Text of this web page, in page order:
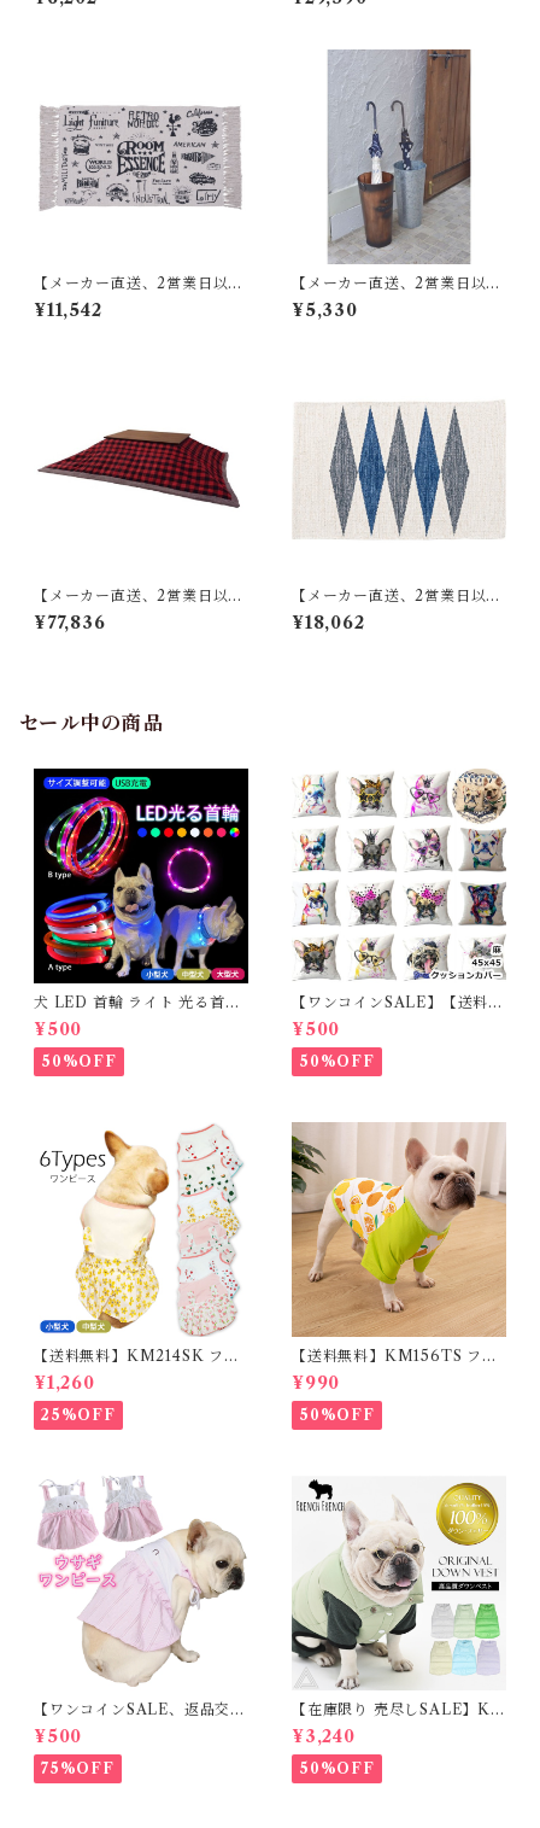
0 グリーン TTR-141
傘立て W13.5×D15×H60 ブラ
【メーカー直送、2営業日以内
に発送】【6個セット】 東谷
マット W75×D45 RE TTR-13
¥11,542
【メーカー直送、2営業日以内
に発送】東谷 傘立て φ21×H41
ブロンズ/グリーン/アイボリ
¥5,330
【メーカー直送、2営業日以内
に発送】【4個セット】 東谷
薄掛けコタツ布団 長方形 KK-
¥77,836
【メーカー直送、2営業日以内
に発送】【6個セット】 東谷
キッチンマット W50×D80 ブ
¥18,062
セール中の商品
犬 LED 首輪 ライト 光る首輪
USB充電 生活防水 長さ調整可
能 首輪 犬用 ペット カラー ペ
ット用品 軽量 ドッグ用品 フレ
ンチブルドック 大型犬 中型犬
¥500
50%OFF
【ワンコインSALE】【送料無
料】KM503G クッションカバ
ー フレンチブルドッグ クリー
ム フレブル
¥500
50%OFF
【送料無料】KM214SK フレ
ブル 女の子 スカート ワンピー
ス夏 フリル 犬服 ドックウェア
¥1,260
25%OFF
【送料無料】KM156TS フレ
ブル Tシャツ フレンチブルド
ック レモン柄 犬服 ドックウェ
ア
¥990
50%OFF
【ワンコインSALE、返品交換
不可】KM171SK フレンチブ
ルドック 犬服 女の子 ピンク
スカート
¥500
75%OFF
【在庫限り 売尽しSALE】K
M952Tダウンベスト 100%ダ
ウン・フェザー 犬 犬服 ダウン
ジャケット ベスト フレンチブ
ルドッグ 冬服 極暖 暖かい 可
¥3,240
50%OFF